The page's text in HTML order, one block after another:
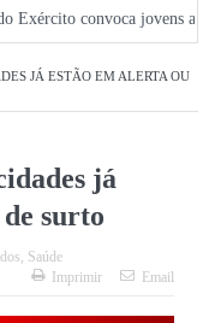
jovens alistados em
JÁ ESTÃO EM ALERTA OU
já
surto
, Saúde
Imprimir
Email